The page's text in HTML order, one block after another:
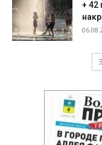
+ 42